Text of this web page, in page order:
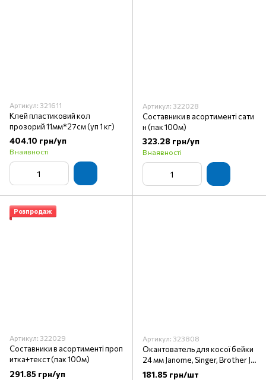
Артикул: 321611
Клей пластиковий кол
прозорий 11мм*27см (уп 1 кг)
404.10 грн/уп
В наявності
Артикул: 322028
Составники в асортименті сати
н (пак 100м)
323.28 грн/уп
В наявності
Розпродаж
Артикул: 322029
Составники в асортименті проп
итка+текст (пак 100м)
291.85 грн/уп
Артикул: 323808
Окантователь для косої бейки
24 мм Janome, Singer, Brother J-
0011(арт. 13011)
181.85 грн/шт